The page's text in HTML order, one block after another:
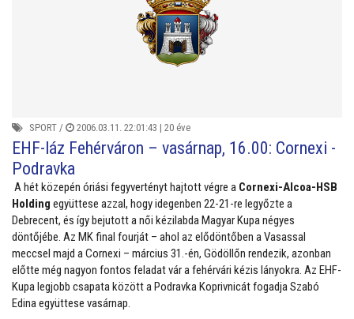
SPORT / 2006.03.11. 22:01:43 | 20 éve
EHF-láz Fehérváron – vasárnap, 16.00: Cornexi -
Podravka
A hét közepén óriási fegyvertényt hajtott végre a Cornexi-Alcoa-HSB
Holding együttese azzal, hogy idegenben 22-21-re legyőzte a
Debrecent, és így bejutott a női kézilabda Magyar Kupa négyes
döntőjébe. Az MK final fourját – ahol az elődöntőben a Vasassal
meccsel majd a Cornexi – március 31.-én, Gödöllőn rendezik, azonban
előtte még nagyon fontos feladat vár a fehérvári kézis lányokra. Az EHF-
Kupa legjobb csapata között a Podravka Koprivnicát fogadja Szabó
Edina együttese vasárnap.